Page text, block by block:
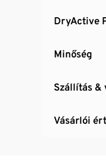
DryActive
Minőség
Szállítás &
Vásárlói